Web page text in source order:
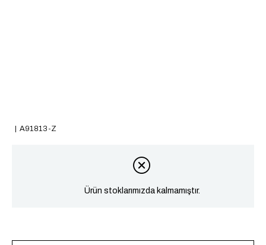
A91813-Z
Ürün stoklarımızda kalmamıştır.